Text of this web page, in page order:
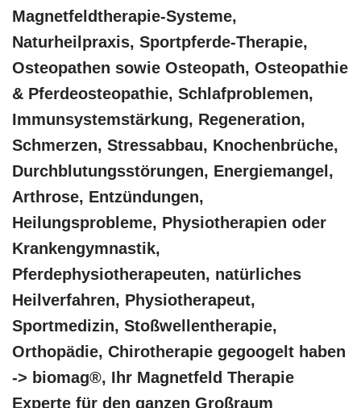
Magnetfeldtherapie-Systeme,
Naturheilpraxis, Sportpferde-Therapie,
Osteopathen sowie Osteopath, Osteopathie
& Pferdeosteopathie, Schlafproblemen,
Immunsystemstärkung, Regeneration,
Schmerzen, Stressabbau, Knochenbrüche,
Durchblutungsstörungen, Energiemangel,
Arthrose, Entzündungen,
Heilungsprobleme, Physiotherapien oder
Krankengymnastik,
Pferdephysiotherapeuten, natürliches
Heilverfahren, Physiotherapeut,
Sportmedizin, Stoßwellentherapie,
Orthopädie, Chirotherapie gegoogelt haben
-> biomag®, Ihr Magnetfeld Therapie
Experte für den ganzen Großraum